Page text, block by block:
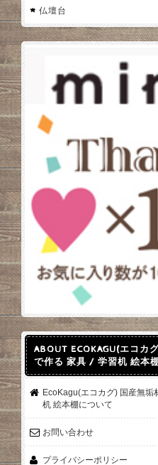
仏壇台
ABOUT ECOKAGU(エコカ
で作る 家具 / 学習机 絵本
EcoKagu(エコカグ) 国産無垢
机 絵本棚について
お問い合わせ
プライバシーポリシー